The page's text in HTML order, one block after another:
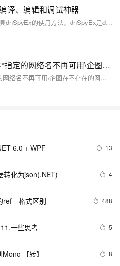
译、编辑和调试神器
本文介绍了.NET反编译和调试工具dnSpyEx的使用方法。dnSpyEx是dnSpy的非官方Fork版本，支持.NET Framework、.NET Core和Unity程序集的调试和编辑，具有多种语言界面。主要功能包括：浅色、蓝色和深色主题，调试支持，代码编辑以及多语言支持。用户可以从GitHub下载并直接运行dnSpyEx，无需安装。通过创建测试项目，编译成dll文件，然后使用dnSpyEx进行调试和编辑程序集中的代码和IL指令。此外，文章还提供了项目源码地址和相关优秀项目的链接。
ASP.NET CORE 3.1 MVC“指定的网络名不再可用\企图在不存在的网络连接上进行操作”的问题解决过程
ASP.NET CORE 3.1 MVC“指定的网络名不再可用\企图在不存在的网络连接上进行操作”的问题解决过程
6.0 + WPF 13
转化为json(.NET) 4
ref　格式区别 488
一些思考 5
【转】 8